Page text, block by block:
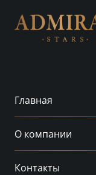
Главная
О компании
Контакты